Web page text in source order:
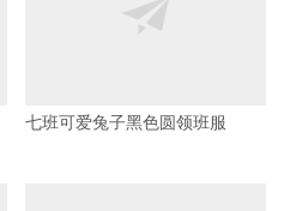
七班可爱兔子黑色圆领班服